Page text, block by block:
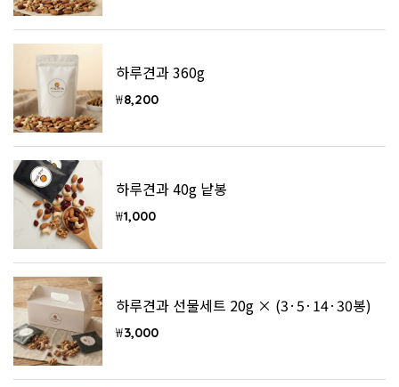
하루견과 360g
₩8,200
하루견과 40g 낱봉
₩1,000
하루견과 선물세트 20g × (3·5·14·30봉)
₩3,000